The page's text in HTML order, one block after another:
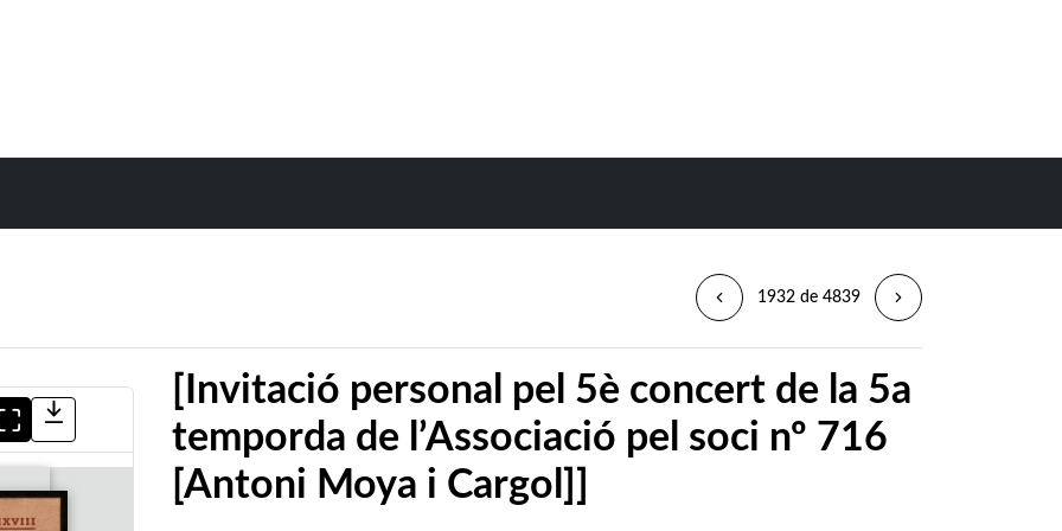
1932 de 4839
[Invitació personal pel 5è concert de la 5a
temporda de l’Associació pel soci nº 716
[Antoni Moya i Cargol]]